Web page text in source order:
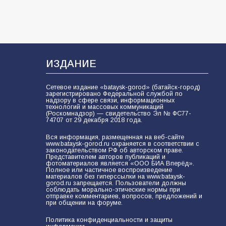
ИЗДАНИЕ
Сетевое издание «bataysk-gorod» (батайск-город)
зарегистрировано Федеральной службой по
надзору в сфере связи, информационных
технологий и массовых коммуникаций
(Роскомнадзор) — свидетельство Эл № ФС77-
74707 от 29 декабря 2018 года.
Вся информация, размещенная на веб-сайте
www.bataysk-gorod.ru охраняется в соответствии с
законодательством РФ об авторском праве.
Представителем авторов публикаций и
фотоматериалов является «ООО БИА Вперёд».
Полное или частичное воспроизведение
материалов без гиперссылки на www.bataysk-
gorod.ru запрещается. Пользователи должны
соблюдать морально-этические нормы при
отправке комментариев, вопросов, предложений и
при общении на форуме.
Политика конфиденциальности и защиты